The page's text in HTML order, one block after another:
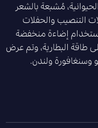
مُشبعة بالشعر
التنصيب والحفلات
إضاءة منخفضة
طاقة البطارية، وتم عرض
وسنغافورة ولندن.